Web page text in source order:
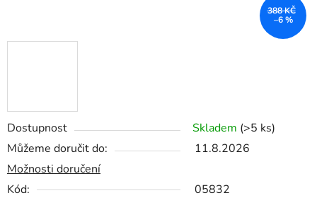
Dostupnost Skladem (>5 ks)
Můžeme doručit do:
11.8.2026
Možnosti doručení
Kód:
05832
388 KČ
–6 %